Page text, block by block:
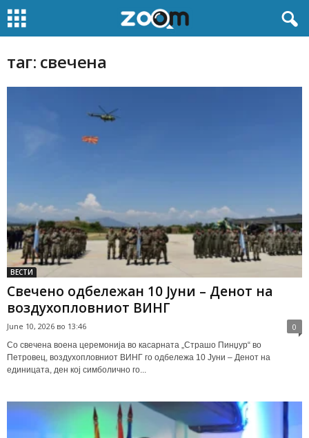
таг: свечена
ВЕСТИ
Свечено одбележан 10 Јуни – Денот на
воздухопловниот ВИНГ
June 10, 2026 во 13:46 0
Со свечена воена церемонија во касарната „Страшо Пинџур“ во
Петровец, воздухопловниот ВИНГ го одбележа 10 Јуни – Денот на
единицата, ден кој симболично го...